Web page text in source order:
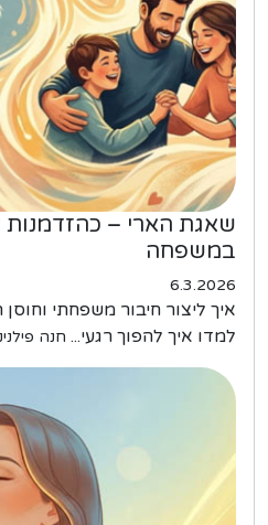
שאגת הארי – כהזדמנות
במשפחה
6.3.2026
איך ליצור חיבור משפחתי
למדו איך להפוך רגעי... חנה